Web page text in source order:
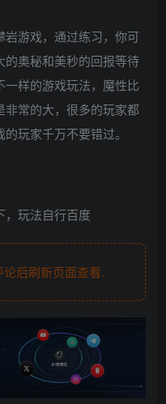
游戏，通过练习，你可
的奥秘和美秒的回报等待
样的游戏玩法，魔性比
常的大，很多的玩家都
玩家千万不要错过。
，玩法自行百度
后刷新页面查看.